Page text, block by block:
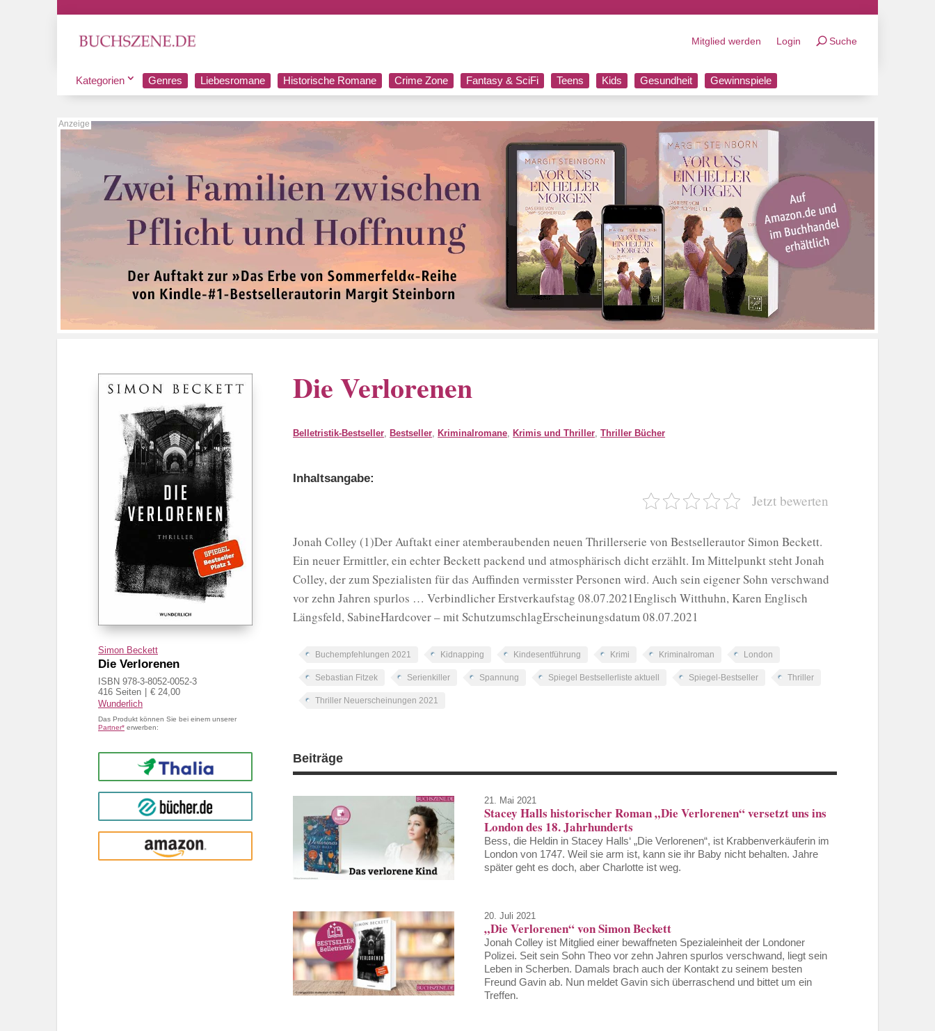
Mitglied werden Login Suche
Kategorien Genres Liebesromane Historische Romane Crime Zone Fantasy & SciFi Teens Kids Gesundheit Gewinnspiele
Simon Beckett
Die Verlorenen
ISBN 978-3-8052-0052-3
416 Seiten
€ 24,00
Wunderlich
Das Produkt können Sie bei einem unserer
Partner* erwerben:
Thalia
buecher.de
Amazon
Die Verlorenen
Belletristik-Bestseller, Bestseller, Kriminalromane, Krimis und Thriller,Thriller Bücher
Inhaltsangabe:
Jetzt bewerten
Jonah Colley (1)Der Auftakt einer atemberaubenden neuen Thrillerserie von Bestsellerautor Simon Beckett.
Ein neuer Ermittler, ein echter Beckett packend und atmosphärisch dicht erzählt. Im Mittelpunkt steht Jonah
Colley, der zum Spezialisten für das Auffinden vermisster Personen wird. Auch sein eigener Sohn verschwand
vor zehn Jahren spurlos … Verbindlicher Erstverkaufstag 08.07.2021Englisch Witthuhn, Karen Englisch
Längsfeld, SabineHardcover – mit SchutzumschlagErscheinungsdatum 08.07.2021
Buchempfehlungen 2021 Kidnapping Kindesentführung Krimi Kriminalroman London
Sebastian Fitzek Serienkiller Spannung Spiegel Bestsellerliste aktuell Spiegel-Bestseller Thriller
Thriller Neuerscheinungen 2021
Beiträge
21. Mai 2021
Stacey Halls historischer Roman „Die Verlorenen“ versetzt uns ins
London des 18. Jahrhunderts
Bess, die Heldin in Stacey Halls‘ „Die Verlorenen“, ist Krabbenverkäuferin im
London von 1747. Weil sie arm ist, kann sie ihr Baby nicht behalten. Jahre
später geht es doch, aber Charlotte ist weg.
20. Juli 2021
„Die Verlorenen“ von Simon Beckett
Jonah Colley ist Mitglied einer bewaffneten Spezialeinheit der Londoner
Polizei. Seit sein Sohn Theo vor zehn Jahren spurlos verschwand, liegt sein
Leben in Scherben. Damals brach auch der Kontakt zu seinem besten
Freund Gavin ab. Nun meldet Gavin sich überraschend und bittet um ein
Treffen.